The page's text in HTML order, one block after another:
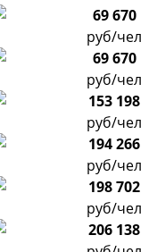
69 670
руб/чел
69 670
руб/чел
153 198
руб/чел
194 266
руб/чел
198 702
руб/чел
206 138